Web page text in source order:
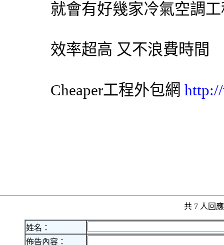
就會有好幾家冷氣空調
效率超高 又不浪費時間
Cheaper工程外包網
共 7 人回
姓名：
佈告內容：